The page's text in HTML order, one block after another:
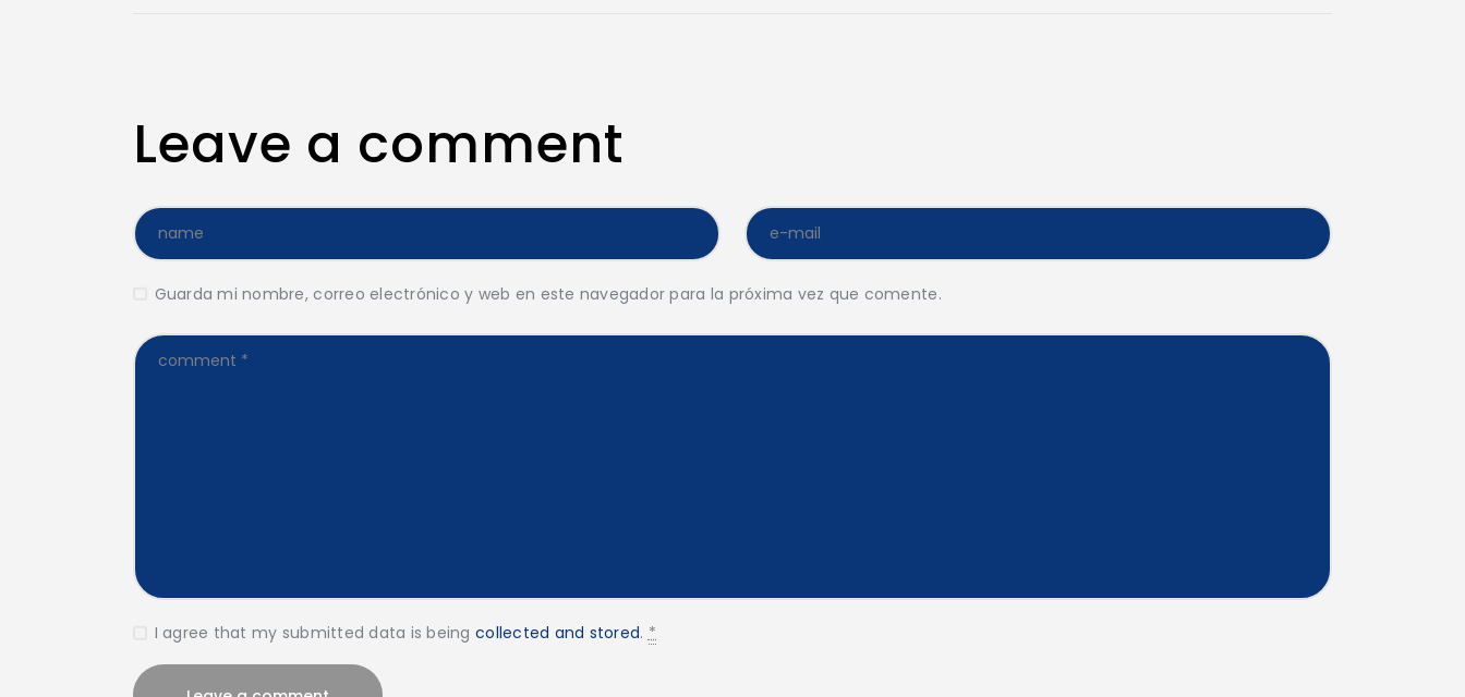
Leave a comment
Guarda mi nombre, correo electrónico y web en este navegador para la próxima vez que comente.
I agree that my submitted data is being collected and stored. *